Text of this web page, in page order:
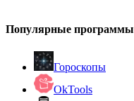
Популярные программы
Гороскопы
OkTools